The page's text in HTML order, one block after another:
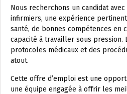
Nous recherchons un candidat
infirmiers, une expérience
santé, de bonnes compétences en
capacité à travailler sous pression.
protocoles médicaux et des
atout.
Cette offre d’emploi est une
une équipe engagée à offrir les